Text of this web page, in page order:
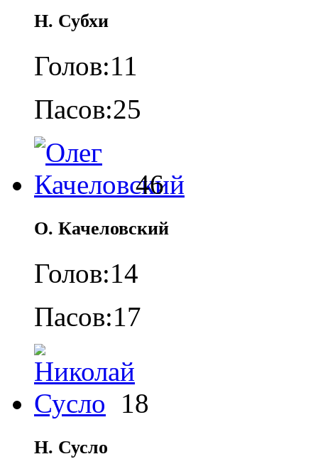
Н. Субхи
Голов:11
Пасов:25
46
О. Качеловский
Голов:14
Пасов:17
18
Н. Сусло